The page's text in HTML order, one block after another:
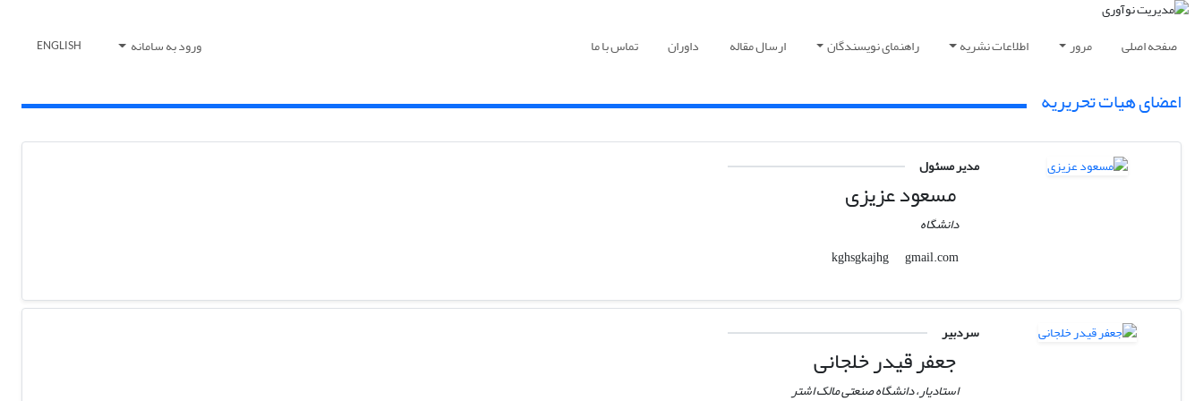
صفحه اصلی مرور اطلاعات نشریه راهنمای نویسندگان ارسال مقاله داوران تماس با ما ورود به سامانه ENGLISH
اعضای هیات تحریریه
مدیر مسئول
مسعود عزیزی
دانشگاه
kghsgkajhg
gmail.com
سردبیر
جعفر قیدر خلجانی
استادیار، دانشگاه صنعتی مالک اشتر